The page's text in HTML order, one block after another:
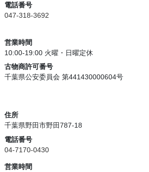
電話番号
047-318-3692
営業時間
10:00-19:00 火曜・日曜定休
古物商許可番号
千葉県公安委員会 第441430000604号
住所
千葉県野田市野田787-18
電話番号
04-7170-0430
営業時間